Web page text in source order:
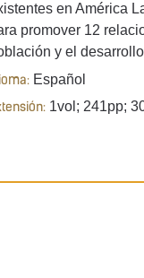
en América
promover 12
y el
Español
1vol; 241pp;